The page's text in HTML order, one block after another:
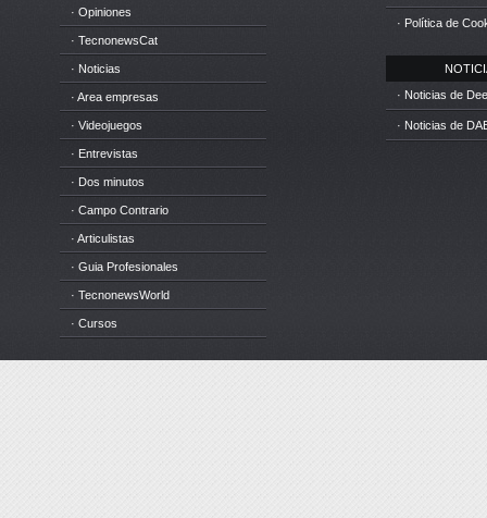
· Opiniones
· TecnonewsCat
· Noticias
· Area empresas
· Videojuegos
· Entrevistas
· Dos minutos
· Campo Contrario
· Articulistas
· Guia Profesionales
· TecnonewsWorld
· Cursos
· Política de
· Noticias de
· Noticias de